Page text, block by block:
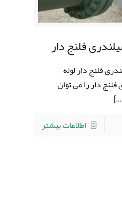
فلنج دار
فلنج دار لوله
دار را می توان
اطلاعات بیشتر